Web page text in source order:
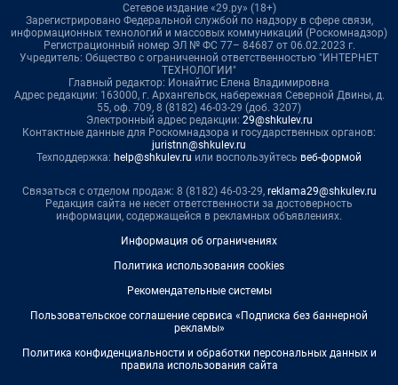
Сетевое издание «29.ру» (18+)
Зарегистрировано Федеральной службой по надзору в сфере связи,
информационных технологий и массовых коммуникаций (Роскомнадзор)
Регистрационный номер ЭЛ № ФС 77– 84687 от 06.02.2023 г.
Учредитель: Общество с ограниченной ответственностью "ИНТЕРНЕТ
ТЕХНОЛОГИИ"
Главный редактор: Ионайтис Елена Владимировна
Адрес редакции: 163000, г. Архангельск, набережная Северной Двины, д.
55, оф. 709, 8 (8182) 46-03-29 (доб. 3207)
Электронный адрес редакции: 29@shkulev.ru
Контактные данные для Роскомнадзора и государственных органов:
juristnn@shkulev.ru
Техподдержка: help@shkulev.ru или воспользуйтесь веб-формой
Связаться с отделом продаж: 8 (8182) 46-03-29, reklama29@shkulev.ru
Редакция сайта не несет ответственности за достоверность
информации, содержащейся в рекламных объявлениях.
Информация об ограничениях
Политика использования cookies
Рекомендательные системы
Пользовательское соглашение сервиса «Подписка без баннерной
рекламы»
Политика конфиденциальности и обработки персональных данных и
правила использования сайта